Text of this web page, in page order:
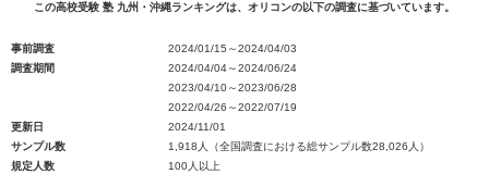
この高校受験 塾 九州・沖縄ランキングは、オリコンの以下の調査に基づいています。
事前調査
2024/01/15～2024/04/03
調査期間
2024/04/04～2024/06/24
2023/04/10～2023/06/28
2022/04/26～2022/07/19
更新日
2024/11/01
サンプル数
1,918人（全国調査における総サンプル数28,026人）
規定人数
100人以上